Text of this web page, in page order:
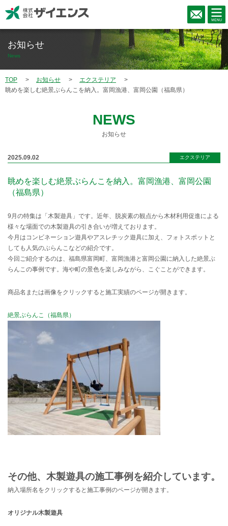
お知らせ
News
TOP お知らせ
エクステリア
眺めを楽しむ絶景ぶらんこを納入。富岡漁港、富岡公園（福島県）
NEWS
お知らせ
2025.09.02 エクステリア
眺めを楽しむ絶景ぶらんこを納入。富岡漁港、富岡公園
（福島県）
9月の特集は「木製遊具」です。近年、脱炭素の観点から木材利用促進による
様々な場面での木製遊具の引き合いが増えております。
今月はコンビネーション遊具やアスレチック遊具に加え、フォトスポットと
しても人気のぶらんこなどの紹介です。
今回ご紹介するのは、福島県富岡町、富岡漁港と富岡公園に納入した絶景ぶ
らんこの事例です。海や町の景色を楽しみながら、こぐことができます。
商品名または画像をクリックすると施工実績のページが開きます。
絶景ぶらんこ（福島県）
その他、木製遊具の施工事例を紹介しています。
納入場所名をクリックすると施工事例のページが開きます。
オリジナル木製遊具